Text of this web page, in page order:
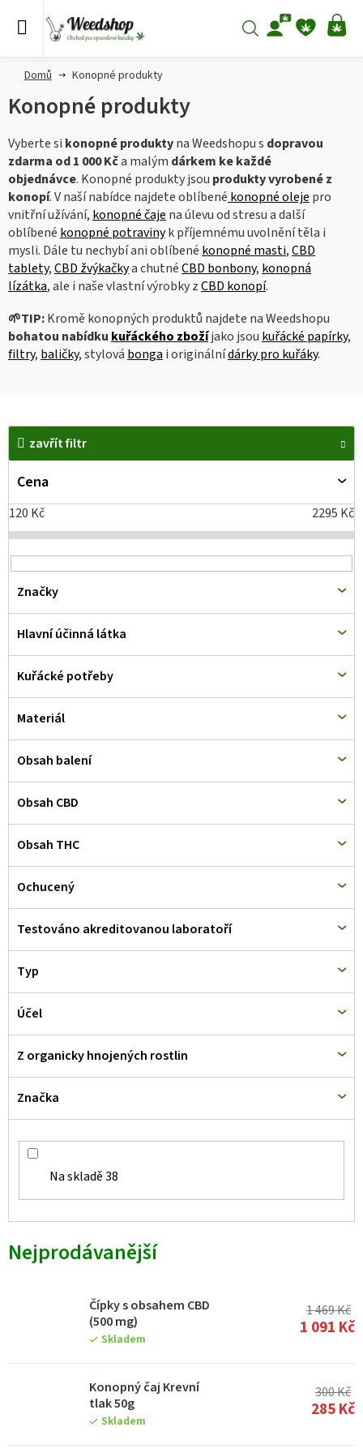
Hledat
Domů Konopné produkty
Konopné produkty
Vyberte si konopné produktyna Weedshopu s dopravou
zdarma od 1 000 Kča malým dárkem ke každé
objednávce. Konopné produkty jsou produkty vyrobené z
konopí. V naší nabídce najdete oblíbené konopné oleje pro
vnitřní užívání, konopné čaje na úlevu od stresu a další
oblíbené konopné potravinyk příjemnému uvolnění těla i
mysli. Dále tu nechybí ani oblíbené konopné masti,CBD
tablety,CBD žvýkačkya chutnéCBD bonbony, konopná
lízátka, ale i naše vlastní výrobky zCBD konopí.
🌱TIP:Kromě konopných produktů najdete na Weedshopu
bohatou nabídku kuřáckého zbožíjako jsou kuřácké papírky,
filtry, baličky, stylová bonga i originálnídárky pro kuřáky.
Nejprodávanější
Čípky s obsahem CBD
(500 mg)
Skladem
1 469 Kč
1 091 Kč
Konopný čaj Krevní
tlak 50g
Skladem
300 Kč
285 Kč
zavřít filtr
Cena
120 Kč 2295 Kč
Na skladě38
Značky
Hlavní účinná látka
Kuřácké potřeby
Materiál
Obsah balení
Obsah CBD
Obsah THC
Ochucený
Testováno akreditovanou laboratoří
Typ
Účel
Z organicky hnojených rostlin
Značka
V
p
i
s
p
r
o
d
u
k
t
ů